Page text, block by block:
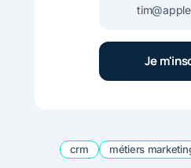
crm métiers